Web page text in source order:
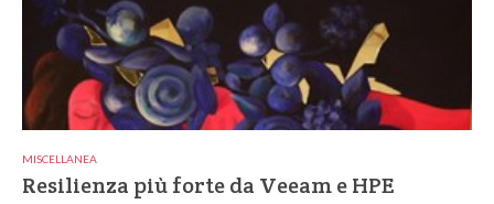
MISCELLANEA
Resilienza più forte da Veeam e HPE